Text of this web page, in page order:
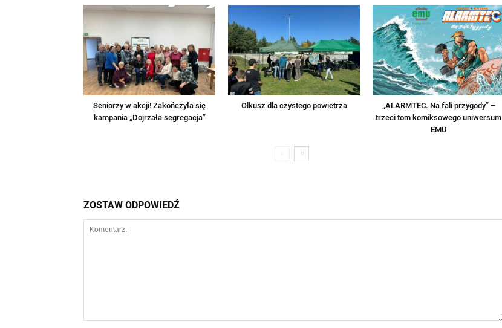
Seniorzy w akcji! Zakończyła się
kampania „Dojrzała segregacja”
Olkusz dla czystego powietrza
„ALARMTEC. Na fali przygody” –
trzeci tom komiksowego uniwersum
EMU
ZOSTAW ODPOWIEDŹ